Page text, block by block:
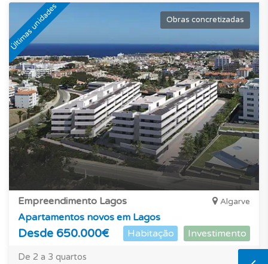
Últimas unidades Obras concretizadas
Empreendimento Lagos Algarve
Apartamentos novos em Lagos
Desde 650.000€ Habitação Investimento
De 2 a 3 quartos